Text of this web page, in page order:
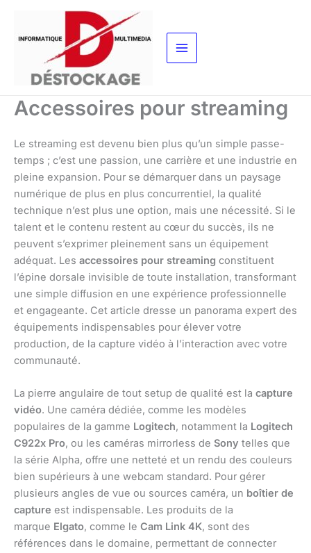
contenu
Accessoires pour streaming
Le streaming est devenu bien plus qu’un simple passe-
temps ; c’est une passion, une carrière et une industrie en
pleine expansion. Pour se démarquer dans un paysage
numérique de plus en plus concurrentiel, la qualité
technique n’est plus une option, mais une nécessité. Si le
talent et le contenu restent au cœur du succès, ils ne
peuvent s’exprimer pleinement sans un équipement
adéquat. Les accessoires pour streaming constituent
l’épine dorsale invisible de toute installation, transformant
une simple diffusion en une expérience professionnelle
et engageante. Cet article dresse un panorama expert des
équipements indispensables pour élever votre
production, de la capture vidéo à l’interaction avec votre
communauté.
La pierre angulaire de tout setup de qualité est la capture
vidéo. Une caméra dédiée, comme les modèles
populaires de la gamme Logitech, notamment la Logitech
C922x Pro, ou les caméras mirrorless de Sony telles que
la série Alpha, offre une netteté et un rendu des couleurs
bien supérieurs à une webcam standard. Pour gérer
plusieurs angles de vue ou sources caméra, un boîtier de
capture est indispensable. Les produits de la
marque Elgato, comme le Cam Link 4K, sont des
références dans le domaine, permettant de connecter